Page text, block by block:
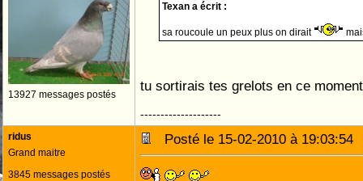
13927 messages postés
Texan a écrit :
sa roucoule un peux plus on dirait
tu sortirais tes grelots en ce
--------------------
ridus
Grand maitre
3845 messages postés
Posté le 15-02-2010 à